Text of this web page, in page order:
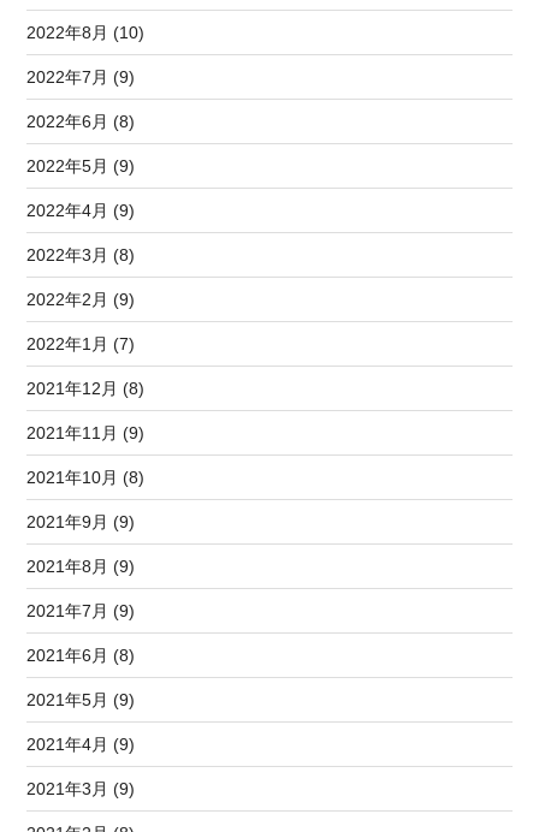
2022年8月 (10)
2022年7月 (9)
2022年6月 (8)
2022年5月 (9)
2022年4月 (9)
2022年3月 (8)
2022年2月 (9)
2022年1月 (7)
2021年12月 (8)
2021年11月 (9)
2021年10月 (8)
2021年9月 (9)
2021年8月 (9)
2021年7月 (9)
2021年6月 (8)
2021年5月 (9)
2021年4月 (9)
2021年3月 (9)